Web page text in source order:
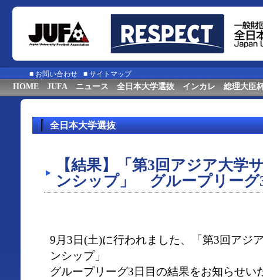
■ お問い合わせ ■ サイトマップ
HOME JUFA ニュース 全日本大学選抜 インカレ 総理大臣
全日本大学選抜
【結果】「第3回アジア大学
ンシップ」 グループリーグ
9月3日(土)に行われました、「第3回アジ
ンシップ」
グループリーグ3日目の結果をお知らせい